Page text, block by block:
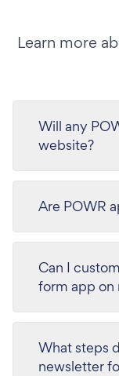
Learn more
Will any
website?
Are POWR
Can I
form app on
What steps
newsletter